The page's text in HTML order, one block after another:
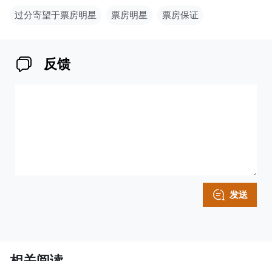
过分寄望于票房明星 票房明星 票房保证
反馈
发送